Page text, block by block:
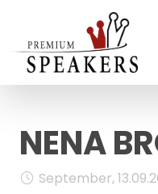
NENA
September,